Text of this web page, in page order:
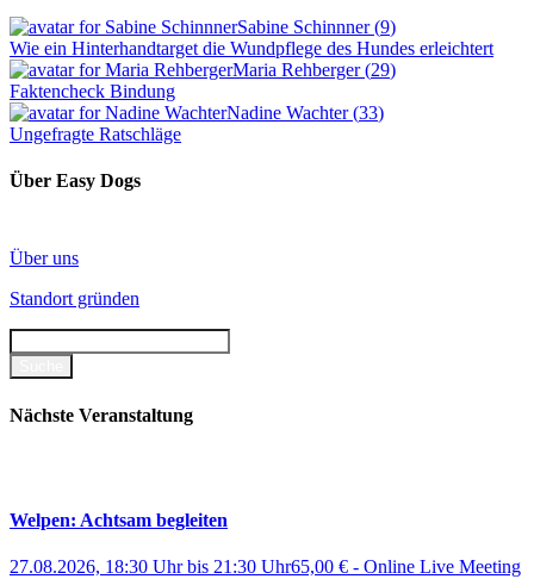
Sabine Schinnner(9)
Wie ein Hinterhandtarget die Wundpflege des Hundes erleichtert
Maria Rehberger(29)
Faktencheck Bindung
Nadine Wachter(33)
Ungefragte Ratschläge
Über Easy Dogs
Über uns
Standort gründen
Nächste Veranstaltung
Welpen: Achtsam begleiten
27.08.2026, 18:30 Uhrbis 21:30 Uhr65,00 € - Online Live Meeting